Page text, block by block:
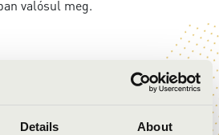
Details About
valósul meg.